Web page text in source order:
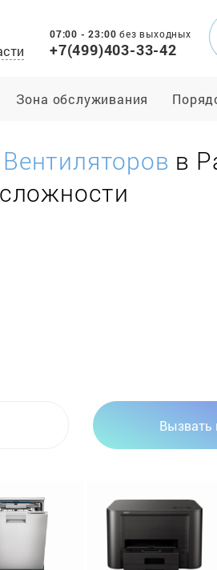
07:00 - 23:00без выходных
+7(499)403-33-42
Зона обслуживания
Вентиляторов в
Вызвать